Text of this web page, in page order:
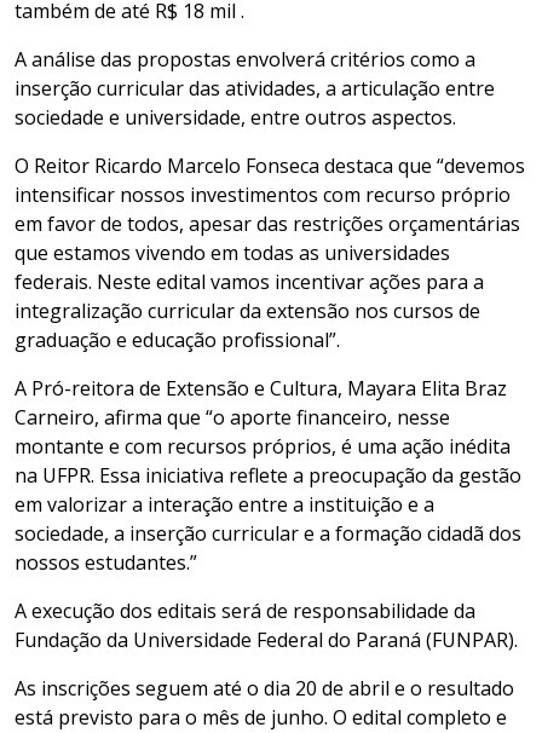
também de até R$ 18 mil .
A análise das propostas envolverá critérios como a
inserção curricular das atividades, a articulação entre
sociedade e universidade, entre outros aspectos.
O Reitor Ricardo Marcelo Fonseca destaca que “devemos
intensificar nossos investimentos com recurso próprio
em favor de todos, apesar das restrições orçamentárias
que estamos vivendo em todas as universidades
federais. Neste edital vamos incentivar ações para a
integralização curricular da extensão nos cursos de
graduação e educação profissional”.
A Pró-reitora de Extensão e Cultura, Mayara Elita Braz
Carneiro, afirma que “o aporte financeiro, nesse
montante e com recursos próprios, é uma ação inédita
na UFPR. Essa iniciativa reflete a preocupação da gestão
em valorizar a interação entre a instituição e a
sociedade, a inserção curricular e a formação cidadã dos
nossos estudantes.”
A execução dos editais será de responsabilidade da
Fundação da Universidade Federal do Paraná (FUNPAR).
As inscrições seguem até o dia 20 de abril e o resultado
está previsto para o mês de junho. O edital completo e